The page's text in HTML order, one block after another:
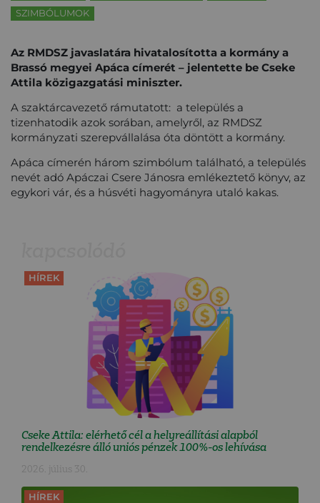
SZIMBÓLUMOK
Az RMDSZ javaslatára hivatalosította a kormány a
Brassó megyei Apáca címerét – jelentette be Cseke
Attila közigazgatási miniszter.
A szaktárcavezető rámutatott: a település a
tizenhatodik azok sorában, amelyről, az RMDSZ
kormányzati szerepvállalása óta döntött a kormány.
Apáca címerén három szimbólum található, a település
nevét adó Apáczai Csere Jánosra emlékeztető könyv, az
egykori vár, és a húsvéti hagyományra utaló kakas.
HÍREK
Cseke Attila: elérhető cél a helyreállítási alapból
rendelkezésre álló uniós pénzek 100%-os lehívása
2026. július 30.
HÍREK